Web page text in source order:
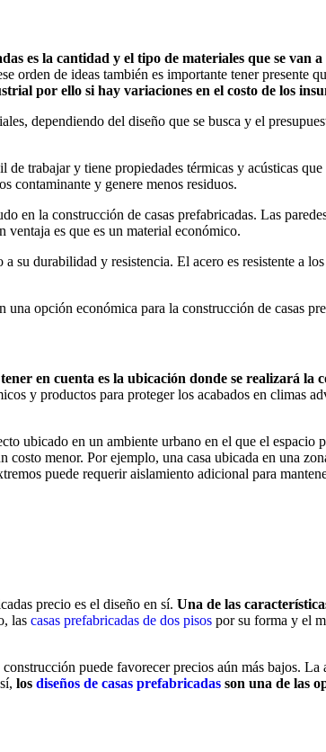
es la cantidad y el tipo de materiales que se van
orden de ideas también es importante tener presente
por ello si hay variaciones en el costo de los
dependiendo del diseño que se busca y el
trabajar y tiene propiedades térmicas y acústicas
contaminante y genere menos residuos.
en la construcción de casas prefabricadas. Las
es que es un material económico.
su durabilidad y resistencia. El acero es resistente a
opción económica para la construcción de casas
en cuenta es la ubicación donde se realizará la
y productos para proteger los acabados en climas
en un ambiente urbano en el que el espacio
costo menor. Por ejemplo, una casa ubicada en una
puede requerir aislamiento adicional para
precio es el diseño en sí. Una de las
las casas prefabricadas de dos pisos por su forma y el
puede favorecer precios aún más bajos.
los diseños de casas prefabricadas son una de las